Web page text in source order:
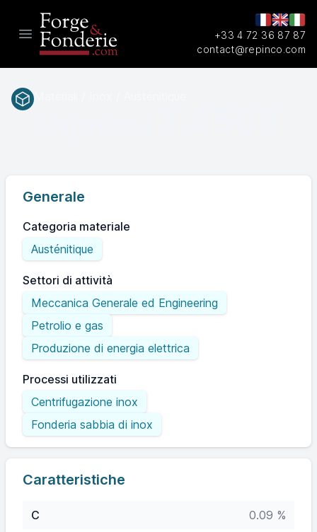
Open main menu
+33 4 72 36 87 87
contact@repinco.com
Generale
Categoria materiale
Austénitique
Settori di attività
Meccanica Generale ed Engineering
Petrolio e gas
Produzione di energia elettrica
Processi utilizzati
Centrifugazione inox
Fonderia sabbia di inox
Caratteristiche
C
0.09 %